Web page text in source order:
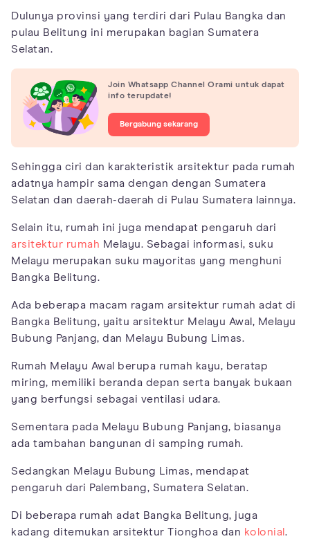
Dulunya provinsi yang terdiri dari Pulau Bangka dan
pulau Belitung ini merupakan bagian Sumatera
Selatan.
Join Whatsapp Channel Orami untuk dapat
info terupdate!
Bergabung sekarang
Sehingga ciri dan karakteristik arsitektur pada rumah
adatnya hampir sama dengan dengan Sumatera
Selatan dan daerah-daerah di Pulau Sumatera lainnya.
Selain itu, rumah ini juga mendapat pengaruh dari
arsitektur rumah Melayu. Sebagai informasi, suku
Melayu merupakan suku mayoritas yang menghuni
Bangka Belitung.
Ada beberapa macam ragam arsitektur rumah adat di
Bangka Belitung, yaitu arsitektur Melayu Awal, Melayu
Bubung Panjang, dan Melayu Bubung Limas.
Rumah Melayu Awal berupa rumah kayu, beratap
miring, memiliki beranda depan serta banyak bukaan
yang berfungsi sebagai ventilasi udara.
Sementara pada Melayu Bubung Panjang, biasanya
ada tambahan bangunan di samping rumah.
Sedangkan Melayu Bubung Limas, mendapat
pengaruh dari Palembang, Sumatera Selatan.
Di beberapa rumah adat Bangka Belitung, juga
kadang ditemukan arsitektur Tionghoa dan kolonial .